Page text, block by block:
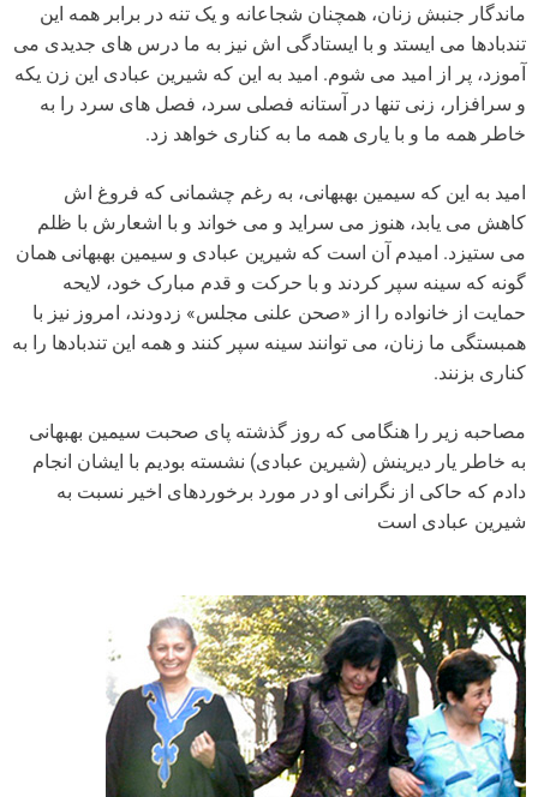
ماندگار جنبش زنان، همچنان شجاعانه و یک تنه در برابر همه این
تندبادها می ایستد و با ایستادگی اش نیز به ما درس های جدیدی می
آموزد، پر از امید می شوم. امید به این که شیرین عبادی این زن یکه
و سرافزار، زنی تنها در آستانه فصلی سرد، فصل های سرد را به
خاطر همه ما و با یاری همه ما به کناری خواهد زد.
امید به این که سیمین بهبهانی، به رغم چشمانی که فروغ اش
کاهش می یابد، هنوز می سراید و می خواند و با اشعارش با ظلم
می ستیزد. امیدم آن است که شیرین عبادی و سیمین بهبهانی همان
گونه که سینه سپر کردند و با حرکت و قدم مبارک خود، لایحه
حمایت از خانواده را از «صحن علنی مجلس» زدودند، امروز نیز با
همبستگی ما زنان، می توانند سینه سپر کنند و همه این تندبادها را به
کناری بزنند.
مصاحبه زیر را هنگامی که روز گذشته پای صحبت سیمین بهبهانی
به خاطر یار دیرینش (شیرین عبادی) نشسته بودیم با ایشان انجام
دادم که حاکی از نگرانی او در مورد برخوردهای اخیر نسبت به
شیرین عبادی است